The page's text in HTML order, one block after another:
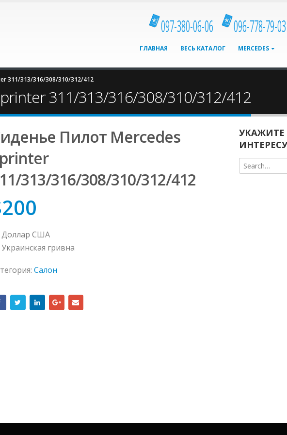
097-380-06-06 096-778-79-03
ГЛАВНАЯ ВЕСЬ КАТАЛОГ MERCEDES
311/313/316/308/310/312/412
311/313/316/308/310/312/412
Пилот Mercedes
313/316/308/310/312/412
200
Доллар США
Украинская гривна
Салон
УКАЖИТЕ